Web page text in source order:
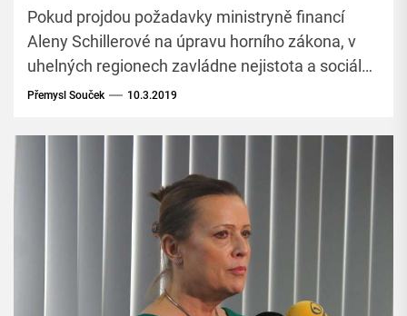
Pokud projdou požadavky ministryně financí
Aleny Schillerové na úpravu horního zákona, v
uhelných regionech zavládne nejistota a sociální
napětí bude stoupat. Shodují se na tom profesní
Přemysl Souček 10.3.2019